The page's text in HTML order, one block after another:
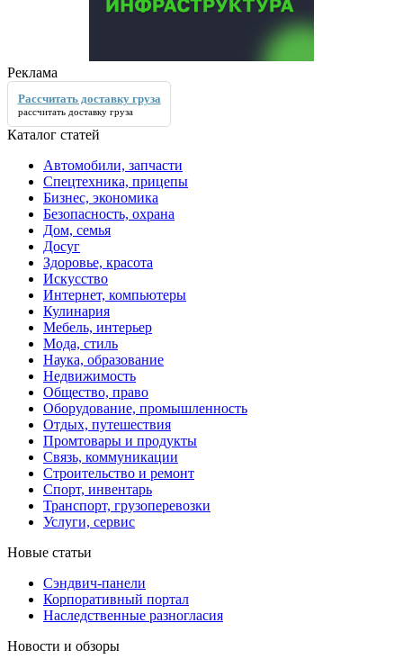
Реклама
Рассчитать доставку груза
рассчитать доставку груза
Каталог статей
Автомобили, запчасти
Спецтехника, прицепы
Бизнес, экономика
Безопасность, охрана
Дом, семья
Досуг
Здоровье, красота
Искусство
Интернет, компьютеры
Кулинария
Мебель, интерьер
Мода, стиль
Наука, образование
Недвижимость
Общество, право
Оборудование, промышленность
Отдых, путешествия
Промтовары и продукты
Связь, коммуникации
Строительство и ремонт
Cпорт, инвентарь
Транспорт, грузоперевозки
Услуги, сервис
Новые статьи
Сэндвич-панели
Корпоративный портал
Наследственные разногласия
Новости и обзоры